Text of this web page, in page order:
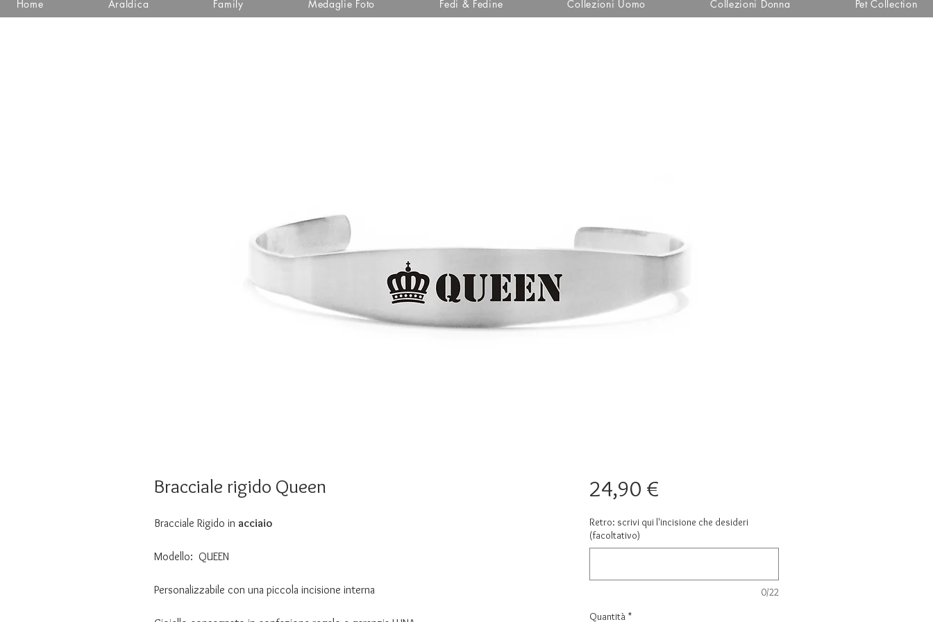
Home Araldica Family Medaglie Foto Fedi & Fedine Collezioni Uomo Collezioni Donna Pet Collection
Bracciale rigido Queen
Bracciale Rigido in acciaio
Modello: QUEEN
Personalizzabile con una piccola incisione interna
24,90 €Prezzo
Retro: scrivi qui l'incisione che desideri
(facoltativo)
0/22
Quantità *